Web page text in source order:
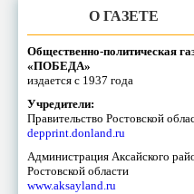
О ГАЗЕТЕ
Общественно-политическая
«ПОБЕДА»
издается с 1937 года
Учредители:
Правительство Ростовской
depprint.donland.ru
Администрация Аксайского
Ростовской области
www.aksayland.ru